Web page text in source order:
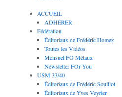
ACCUEIL
ADHÉRER
Fédération
Éditoriaux de Frédéric Homez
Toutes les Vidéos
Mensuel FO Métaux
Newsletter FOr You
USM 33/40
Éditoriaux de Frédéric Souillot
Éditoriaux de Yves Veyrier